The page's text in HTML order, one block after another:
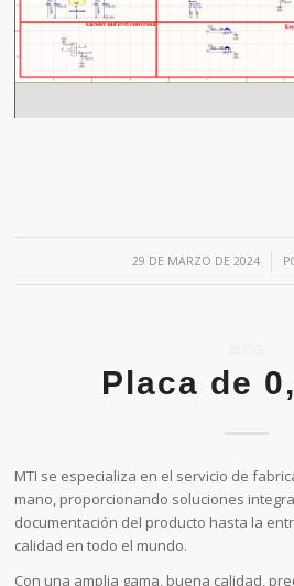
29 DE MARZO DE 2024
/
Placa de
MTI se especializa en el servicio de
mano, proporcionando soluciones
documentación del producto hasta la
calidad en todo el mundo.
Con una amplia gama, buena calidad,